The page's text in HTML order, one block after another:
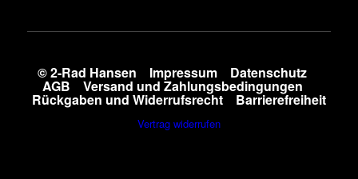
© 2-Rad Hansen Impressum Datenschutz
AGB Versand und Zahlungsbedingungen
Rückgaben und Widerrufsrecht Barrierefreiheit
Vertrag widerrufen